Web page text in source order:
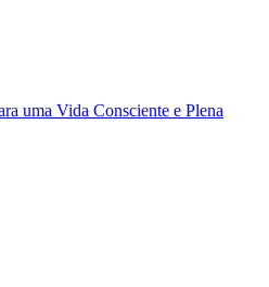
uma Vida Consciente e Plena